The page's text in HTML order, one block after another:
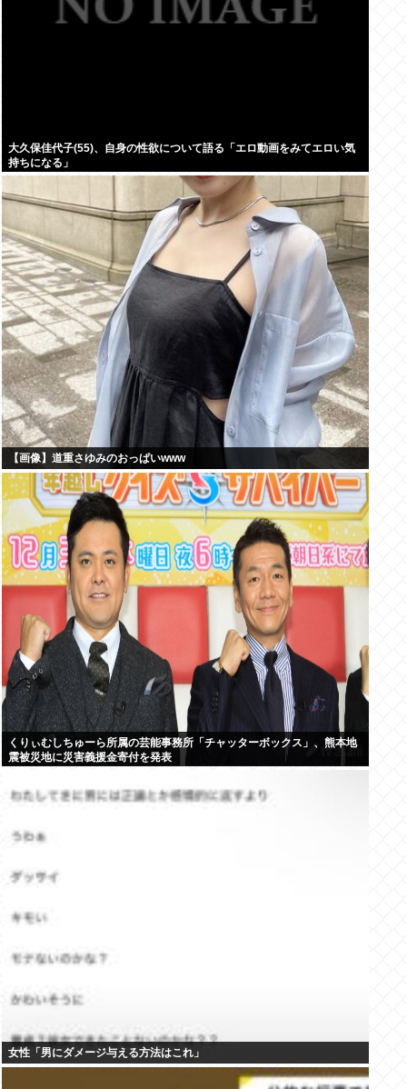
大久保佳代子(55)、自身の性欲について語る「エロ動画をみてエロい気
持ちになる」
【画像】道重さゆみのおっぱいwww
くりぃむしちゅーら所属の芸能事務所「チャッターボックス」、熊本地
震被災地に災害義援金寄付を発表
女性「男にダメージ与える方法はこれ」